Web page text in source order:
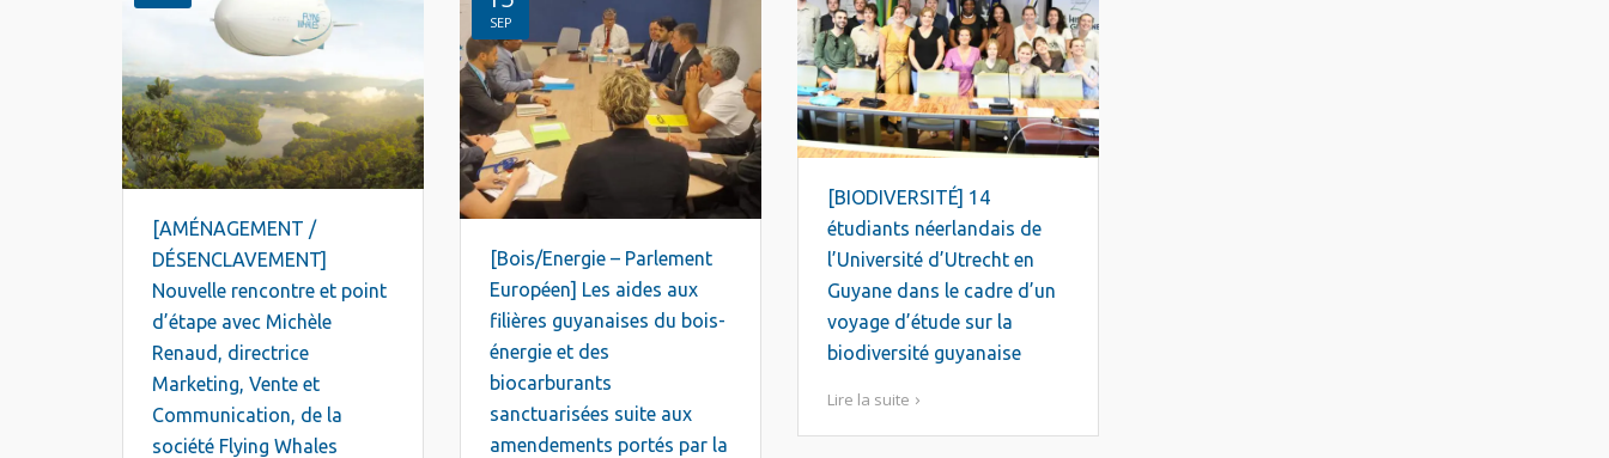
[BIODIVERSITÉ] 14
étudiants néerlandais de
l’Université d’Utrecht en
Guyane dans le cadre d’un
voyage d’étude sur la
biodiversité guyanaise
Lire la suite
[AMÉNAGEMENT /
DÉSENCLAVEMENT]
Nouvelle rencontre et point
d’étape avec Michèle
Renaud, directrice
Marketing, Vente et
Communication, de la
société Flying Whales
SEP
[Bois/Energie – Parlement
Européen] Les aides aux
filières guyanaises du bois-
énergie et des
biocarburants
sanctuarisées suite aux
amendements portés par la